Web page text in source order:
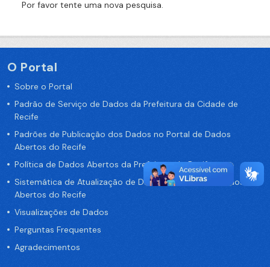
Por favor tente uma nova pesquisa.
O Portal
Sobre o Portal
Padrão de Serviço de Dados da Prefeitura da Cidade de
Recife
Padrões de Publicação dos Dados no Portal de Dados
Abertos do Recife
Política de Dados Abertos da Prefeitura do Recife
Sistemática de Atualização de Dados do Portal de Dados
Abertos do Recife
Visualizações de Dados
Perguntas Frequentes
Agradecimentos